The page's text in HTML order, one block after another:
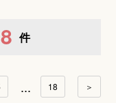
件
... 18 ＞